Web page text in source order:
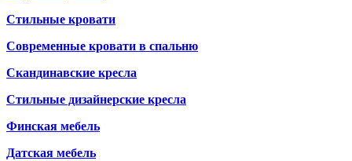
Стильные кровати
Современные кровати в спальню
Скандинавские кресла
Стильные дизайнерские кресла
Финская мебель
Датская мебель